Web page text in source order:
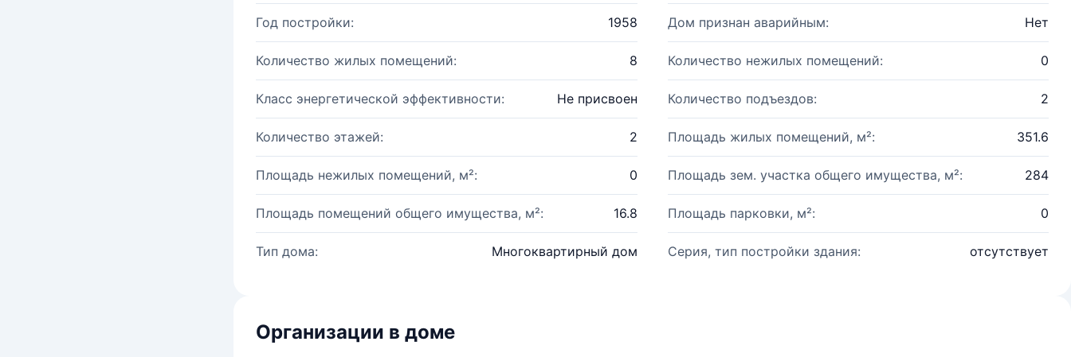
Год постройки: 1958 Дом признан аварийным: Нет
Количество жилых помещений: 8 Количество нежилых помещений: 0
Класс энергетической эффективности: Не присвоен Количество подъездов: 2
Количество этажей: 2 Площадь жилых помещений, м²: 351.6
Площадь нежилых помещений, м²: 0 Площадь зем. участка общего имущества, м²: 284
Площадь помещений общего имущества, м²: 16.8 Площадь парковки, м²: 0
Тип дома: Многоквартирный дом Серия, тип постройки здания: отсутствует
Организации в доме